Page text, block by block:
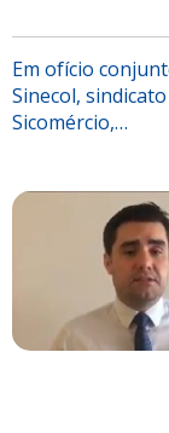
Em ofício
Sinecol,
Sicomércio,…